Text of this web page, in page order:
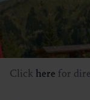
Click here for